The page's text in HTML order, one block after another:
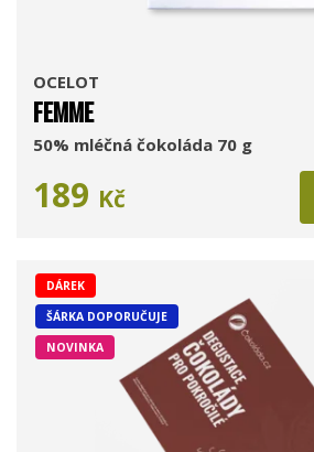
OCELOT
FEMME
50% mléčná čokoláda 70 g
189 Kč
DÁREK
ŠÁRKA DOPORUČUJE
NOVINKA